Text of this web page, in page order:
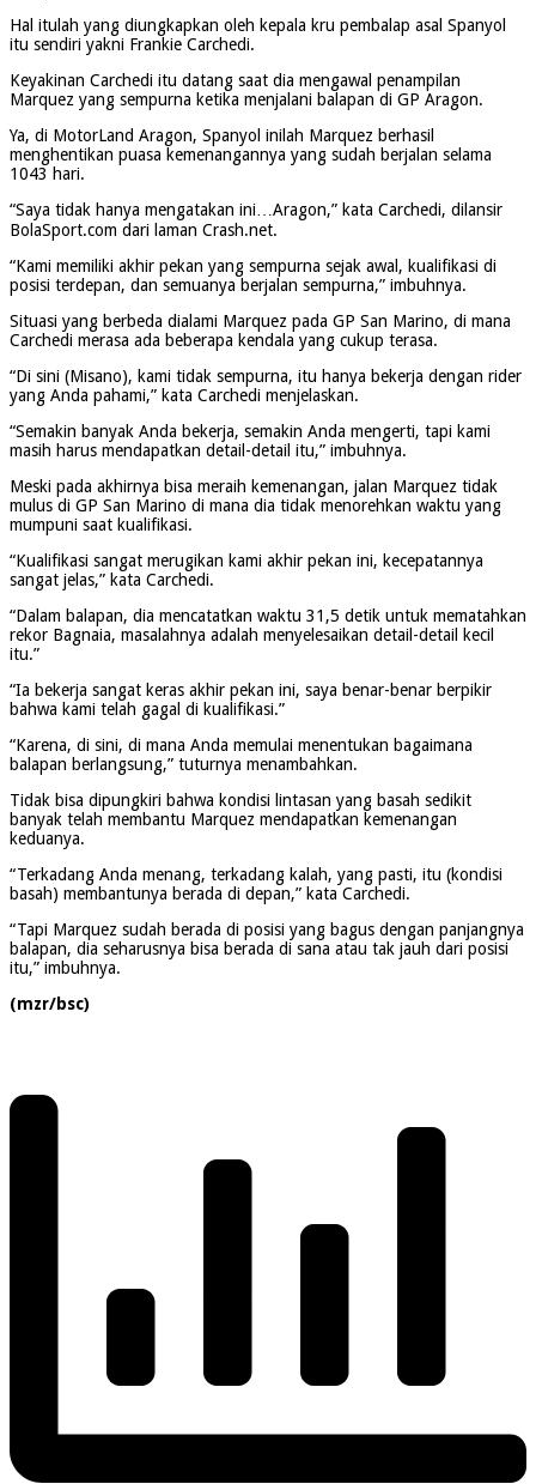
Hal itulah yang diungkapkan oleh kepala kru pembalap asal Spanyol
itu sendiri yakni Frankie Carchedi.
Keyakinan Carchedi itu datang saat dia mengawal penampilan
Marquez yang sempurna ketika menjalani balapan di GP Aragon.
Ya, di MotorLand Aragon, Spanyol inilah Marquez berhasil
menghentikan puasa kemenangannya yang sudah berjalan selama
1043 hari.
“Saya tidak hanya mengatakan ini…Aragon,” kata Carchedi, dilansir
BolaSport.com dari laman Crash.net.
“Kami memiliki akhir pekan yang sempurna sejak awal, kualifikasi di
posisi terdepan, dan semuanya berjalan sempurna,” imbuhnya.
Situasi yang berbeda dialami Marquez pada GP San Marino, di mana
Carchedi merasa ada beberapa kendala yang cukup terasa.
“Di sini (Misano), kami tidak sempurna, itu hanya bekerja dengan rider
yang Anda pahami,” kata Carchedi menjelaskan.
“Semakin banyak Anda bekerja, semakin Anda mengerti, tapi kami
masih harus mendapatkan detail-detail itu,” imbuhnya.
Meski pada akhirnya bisa meraih kemenangan, jalan Marquez tidak
mulus di GP San Marino di mana dia tidak menorehkan waktu yang
mumpuni saat kualifikasi.
“Kualifikasi sangat merugikan kami akhir pekan ini, kecepatannya
sangat jelas,” kata Carchedi.
“Dalam balapan, dia mencatatkan waktu 31,5 detik untuk mematahkan
rekor Bagnaia, masalahnya adalah menyelesaikan detail-detail kecil
itu.”
“Ia bekerja sangat keras akhir pekan ini, saya benar-benar berpikir
bahwa kami telah gagal di kualifikasi.”
“Karena, di sini, di mana Anda memulai menentukan bagaimana
balapan berlangsung,” tuturnya menambahkan.
Tidak bisa dipungkiri bahwa kondisi lintasan yang basah sedikit
banyak telah membantu Marquez mendapatkan kemenangan
keduanya.
“Terkadang Anda menang, terkadang kalah, yang pasti, itu (kondisi
basah) membantunya berada di depan,” kata Carchedi.
“Tapi Marquez sudah berada di posisi yang bagus dengan panjangnya
balapan, dia seharusnya bisa berada di sana atau tak jauh dari posisi
itu,” imbuhnya.
(mzr/bsc)